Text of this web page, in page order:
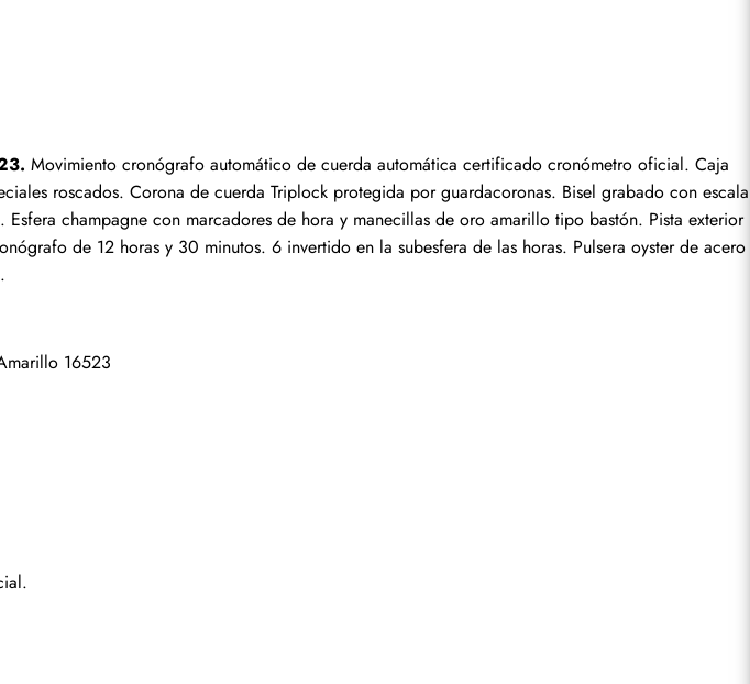
Movimiento cronógrafo automático de cuerda automática certificado cronómetro oficial. Caja
roscados. Corona de cuerda Triplock protegida por guardacoronas. Bisel grabado con escala
champagne con marcadores de hora y manecillas de oro amarillo tipo bastón. Pista exterior
de 12 horas y 30 minutos. 6 invertido en la subesfera de las horas. Pulsera oyster de acero
16523